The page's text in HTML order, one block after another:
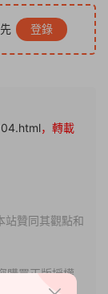
登錄
，轉載
站贊同其觀點和
購買正版授權